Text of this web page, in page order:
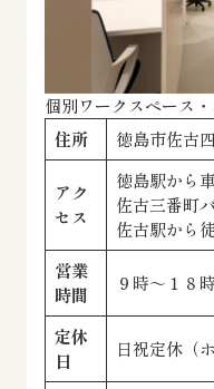
個別ワークスペース・
住所
徳島市佐古
アク
セス
徳島駅から
佐古三番町
佐古駅から
営業
時間
９時～１８
定休
日
日祝定休（